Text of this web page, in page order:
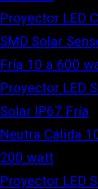
Proyector LED
SMD Solar
Fría 10 a 600
Proyector LED
Solar IP67 Fría
Neutra Cálida
200 watt
Proyector LED